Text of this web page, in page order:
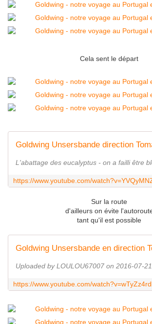
Cela sent le départ
L'abattage des eucalyptus - on a failli être
Sur la route
d'ailleurs on évite
tant qu'il est possible
Uploaded by LOULOU67007 on 2016-07-21.